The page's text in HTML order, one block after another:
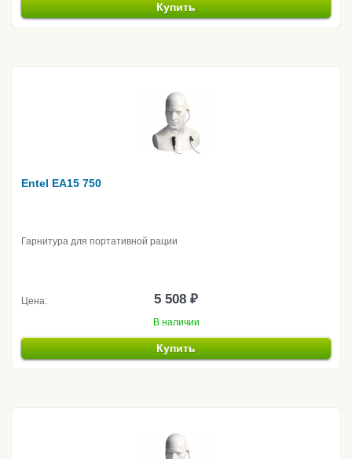
Купить
Entel EA15 750
Гарнитура для портативной рации
Цена: 5 508 ₽
В наличии
Купить